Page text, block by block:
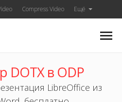
Compress Video Ещё
DOTX в ODP
LibreOffice из